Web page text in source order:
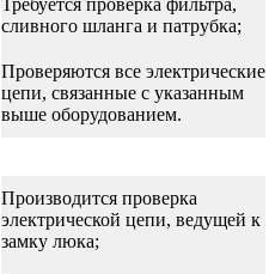
сливного шланга и патрубка;
Проверяются все электрические
цепи, связанные с указанным
выше оборудованием.
Производится проверка
электрической цепи, ведущей к
замку люка;